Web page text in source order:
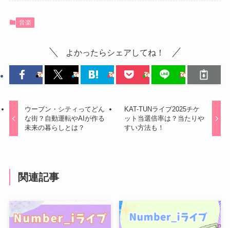
音楽
よかったらシェアしてね！
ウーブン・シティってどん
な街？自動運転やAIが作る
未来の暮らしとは？
KAT-TUNライブ2025チケ
ット当選倍率は？当たりや
すい方法も！
関連記事